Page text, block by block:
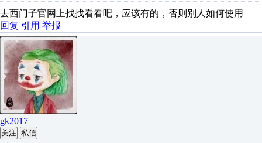
去西门子官网上找找看看吧，应该有的，否则别人如何使用
回复 引用 举报
gk2017
关注 私信